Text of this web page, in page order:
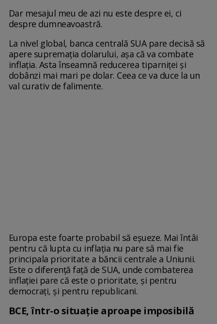
Dar mesajul meu de azi nu este despre ei, ci
despre dumneavoastră.
La nivel global, banca centrală SUA pare decisă să
apere supremația dolarului, așa că va combate
inflația. Asta înseamnă reducerea tiparniței și
dobânzi mai mari pe dolar. Ceea ce va duce la un
val curativ de falimente.
Europa este foarte probabil să eșueze. Mai întâi
pentru că lupta cu inflația nu pare să mai fie
principala prioritate a băncii centrale a Uniunii.
Este o diferență față de SUA, unde combaterea
inflației pare că este o prioritate, și pentru
democrați, și pentru republicani.
BCE, într-o situaţie aproape imposibilă